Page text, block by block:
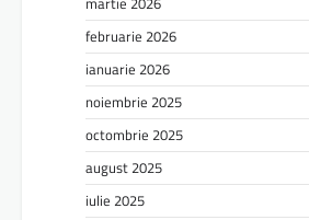
februarie 2026
ianuarie 2026
noiembrie 2025
octombrie 2025
august 2025
iulie 2025